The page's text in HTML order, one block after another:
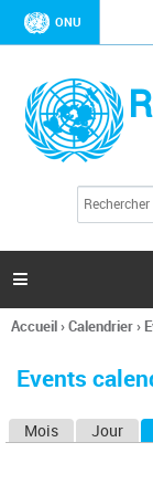
ONU
l
c
h
e

Vous
ici
Accueil›Calendrier›
Events
Mois Jour